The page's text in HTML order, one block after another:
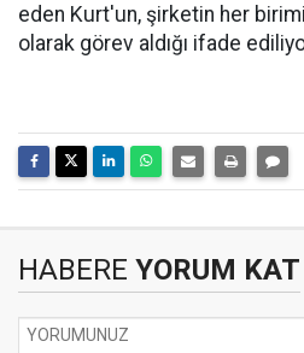
eden Kurt'un, şirketin her
olarak görev aldığı ifade
HABERE YORUM KAT